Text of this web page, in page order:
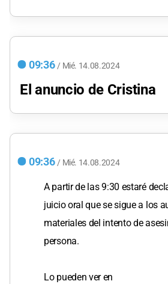
09:36 / Mié. 14.08.2024
El anuncio de Cristina
09:36 / Mié. 14.08.2024
A partir de las 9:30 estaré
juicio oral que se sigue a los
materiales del intento de
persona.
Lo pueden ver en